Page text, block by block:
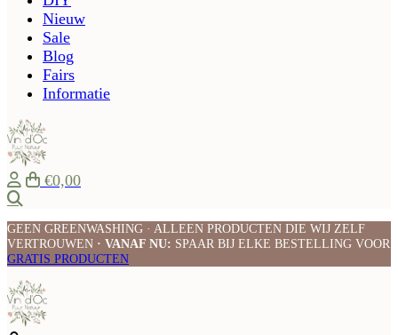
Nieuw
Sale
Blog
Fairs
Informatie
€0,00
GEEN GREENWASHING · ALLEEN PRODUCTEN DIE WIJ ZELF
VERTROUWEN · VANAF NU: SPAAR BIJ ELKE BESTELLING VOOR
GRATIS PRODUCTEN